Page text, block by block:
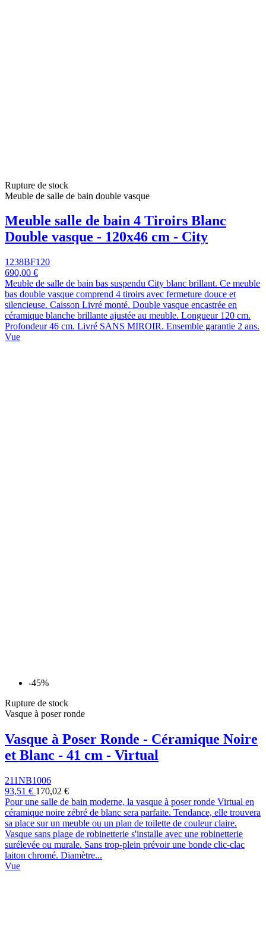
Rupture de stock
Meuble de salle de bain double vasque
Meuble salle de bain 4 Tiroirs Blanc
Double vasque - 120x46 cm - City
1238BF120
690,00 €
Meuble de salle de bain bas suspendu City blanc brillant. Ce meuble
bas double vasque comprend 4 tiroirs avec fermeture douce et
silencieuse. Caisson Livré monté. Double vasque encastrée en
céramique blanche brillante ajustée au meuble. Longueur 120 cm.
Profondeur 46 cm. Livré SANS MIROIR. Ensemble garantie 2 ans.
Vue
-45%
Rupture de stock
Vasque à poser ronde
Vasque à Poser Ronde - Céramique Noire
et Blanc - 41 cm - Virtual
211NB1006
93,51 € 170,02 €
Pour une salle de bain moderne, la vasque à poser ronde Virtual en
céramique noire zébré de blanc sera parfaite. Tendance, elle trouvera
sa place sur un meuble ou un plan de toilette de couleur claire.
Vasque sans plage de robinetterie s'installe avec une robinetterie
surélevée ou murale. Sans trop-plein prévoir une bonde clic-clac
laiton chromé. Diamètre...
Vue